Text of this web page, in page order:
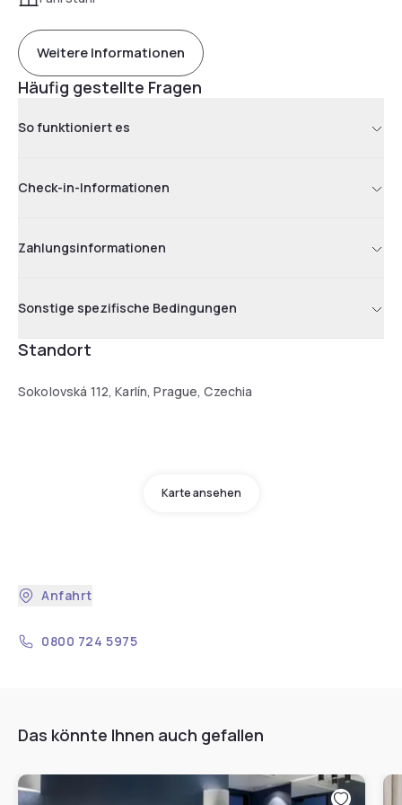
Weitere Informationen
Häufig gestellte Fragen
So funktioniert es
Check-in-Informationen
Zahlungsinformationen
Sonstige spezifische Bedingungen
Standort
Sokolovská 112, Karlín, Prague, Czechia
Karte ansehen
Anfahrt
0800 724 5975
Das könnte Ihnen auch gefallen